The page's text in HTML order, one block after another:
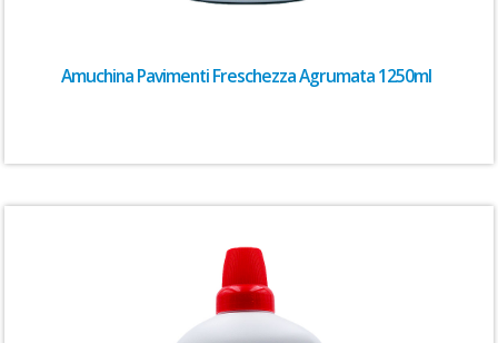
Amuchina Pavimenti Freschezza Agrumata 1250ml